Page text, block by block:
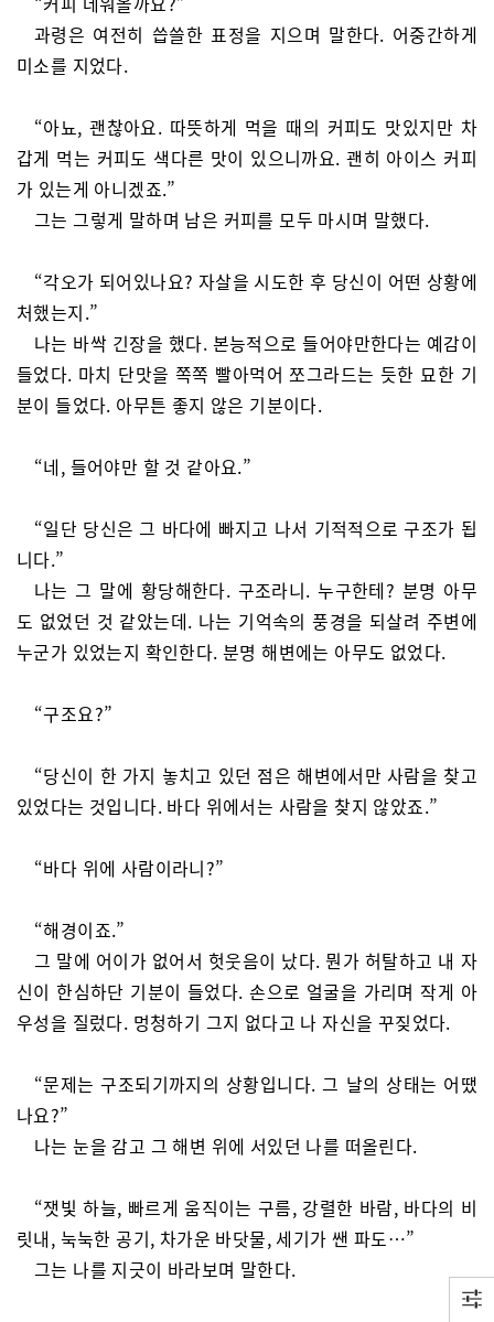
과령은 여전히 씁쓸한 표정을 지으며 말한다. 어중간하게
미소를 지었다.
“아뇨, 괜찮아요. 따뜻하게 먹을 때의 커피도 맛있지만 차
갑게 먹는 커피도 색다른 맛이 있으니까요. 괜히 아이스 커피
가 있는게 아니겠죠.”
그는 그렇게 말하며 남은 커피를 모두 마시며 말했다.
“각오가 되어있나요? 자살을 시도한 후 당신이 어떤 상황에
처했는지.”
나는 바싹 긴장을 했다. 본능적으로 들어야만한다는 예감이
들었다. 마치 단맛을 쪽쪽 빨아먹어 쪼그라드는 듯한 묘한 기
분이 들었다. 아무튼 좋지 않은 기분이다.
“네, 들어야만 할 것 같아요.”
“일단 당신은 그 바다에 빠지고 나서 기적적으로 구조가 됩
니다.”
나는 그 말에 황당해한다. 구조라니. 누구한테? 분명 아무
도 없었던 것 같았는데. 나는 기억속의 풍경을 되살려 주변에
누군가 있었는지 확인한다. 분명 해변에는 아무도 없었다.
“구조요?”
“당신이 한 가지 놓치고 있던 점은 해변에서만 사람을 찾고
있었다는 것입니다. 바다 위에서는 사람을 찾지 않았죠.”
“바다 위에 사람이라니?”
“해경이죠.”
그 말에 어이가 없어서 헛웃음이 났다. 뭔가 허탈하고 내 자
신이 한심하단 기분이 들었다. 손으로 얼굴을 가리며 작게 아
우성을 질렀다. 멍청하기 그지 없다고 나 자신을 꾸짖었다.
“문제는 구조되기까지의 상황입니다. 그 날의 상태는 어땠
나요?”
나는 눈을 감고 그 해변 위에 서있던 나를 떠올린다.
“잿빛 하늘, 빠르게 움직이는 구름, 강렬한 바람, 바다의 비
릿내, 눅눅한 공기, 차가운 바닷물, 세기가 쌘 파도…”
그는 나를 지긋이 바라보며 말한다.